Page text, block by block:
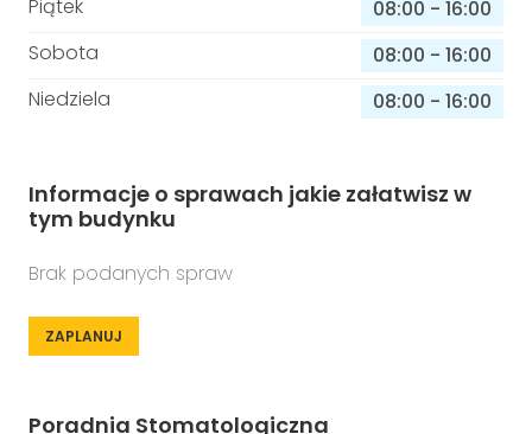
Piątek
08:00 - 16:00
Sobota
08:00 - 16:00
Niedziela
08:00 - 16:00
Informacje o sprawach jakie załatwisz w
tym budynku
Brak podanych spraw
ZAPLANUJ
Poradnia Stomatologiczna